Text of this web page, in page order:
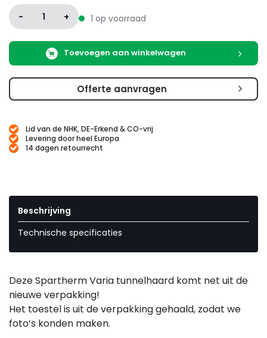
- 1 + 1 op voorraad
Toevoegen aan winkelwagen
Offerte aanvragen
Lid van de NHK, DE-Erkend & CO-vrij
Levering door heel Europa
14 dagen retourrecht
Beschrijving
Technische specificaties
Deze Spartherm Varia tunnelhaard komt net uit de
nieuwe verpakking!
Het toestel is uit de verpakking gehaald, zodat we
foto’s konden maken.